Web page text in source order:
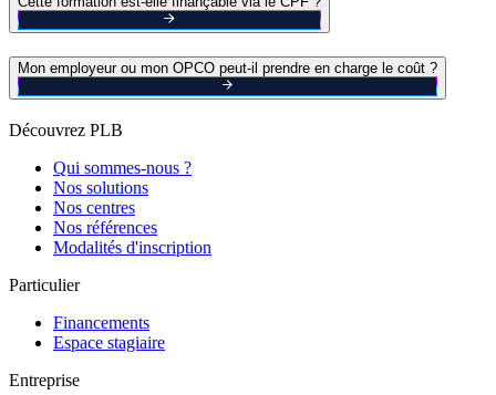
Mon employeur ou mon OPCO peut-il prendre en charge le coût ?
Découvrez PLB
Qui sommes-nous ?
Nos solutions
Nos centres
Nos références
Modalités d'inscription
Particulier
Financements
Espace stagiaire
Entreprise